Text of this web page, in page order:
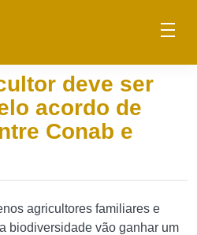
deve ser
acordo de
Conab e
agricultores familiares e
biodiversidade vão ganhar um